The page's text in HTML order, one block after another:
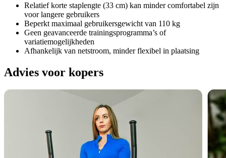
Relatief korte staplengte (33 cm) kan minder comfortabel zijn
voor langere gebruikers
Beperkt maximaal gebruikersgewicht van 110 kg
Geen geavanceerde trainingsprogramma’s of
variatiemogelijkheden
Afhankelijk van netstroom, minder flexibel in plaatsing
Advies voor kopers